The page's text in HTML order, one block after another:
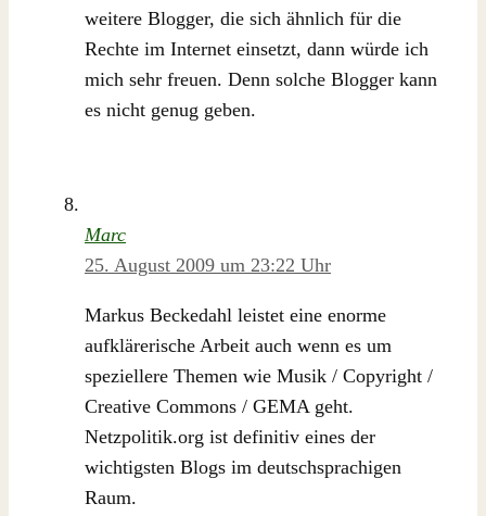
weitere Blogger, die sich ähnlich für die
Rechte im Internet einsetzt, dann würde ich
mich sehr freuen. Denn solche Blogger kann
es nicht genug geben.
Marc
25. August 2009 um 23:22 Uhr
Markus Beckedahl leistet eine enorme
aufklärerische Arbeit auch wenn es um
speziellere Themen wie Musik / Copyright /
Creative Commons / GEMA geht.
Netzpolitik.org ist definitiv eines der
wichtigsten Blogs im deutschsprachigen
Raum.